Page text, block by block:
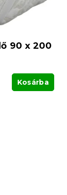
90 x 200
Kosárba